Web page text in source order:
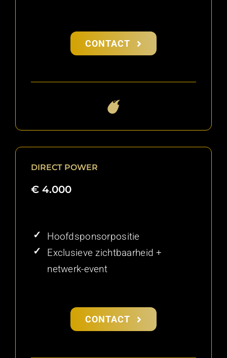
CONTACT
DIRECT POWER
€ 4.000
Hoofdsponsorpositie
Exclusieve zichtbaarheid +
netwerk-event
CONTACT